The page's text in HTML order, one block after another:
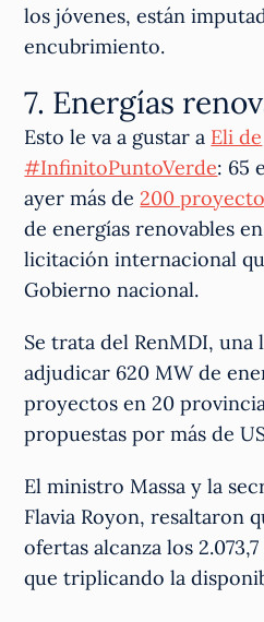
los jóvenes, están
encubrimiento.
7. Energías
Esto le va a gustar a Eli de
#InfinitoPuntoVerde: 65
ayer más de200
de energías renovables
licitación internacional
Gobierno nacional.
Se trata del RenMDI,
adjudicar 620 MW de
proyectos en 20
propuestas por más de
El ministro Massa y la
Flavia Royon, resaltaron
ofertas alcanza los
que triplicando la